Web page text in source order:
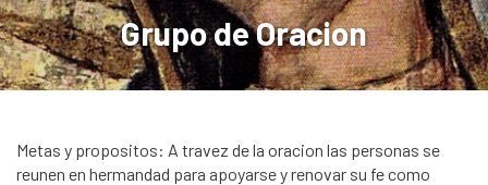
Grupo de Oracion
Metas y propositos: A travez de la oracion las personas se
reunen en hermandad para apoyarse y renovar su fe como